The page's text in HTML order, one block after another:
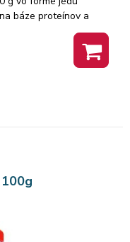
báze proteínov a
činia prášok pre
''Používajte
si vždy